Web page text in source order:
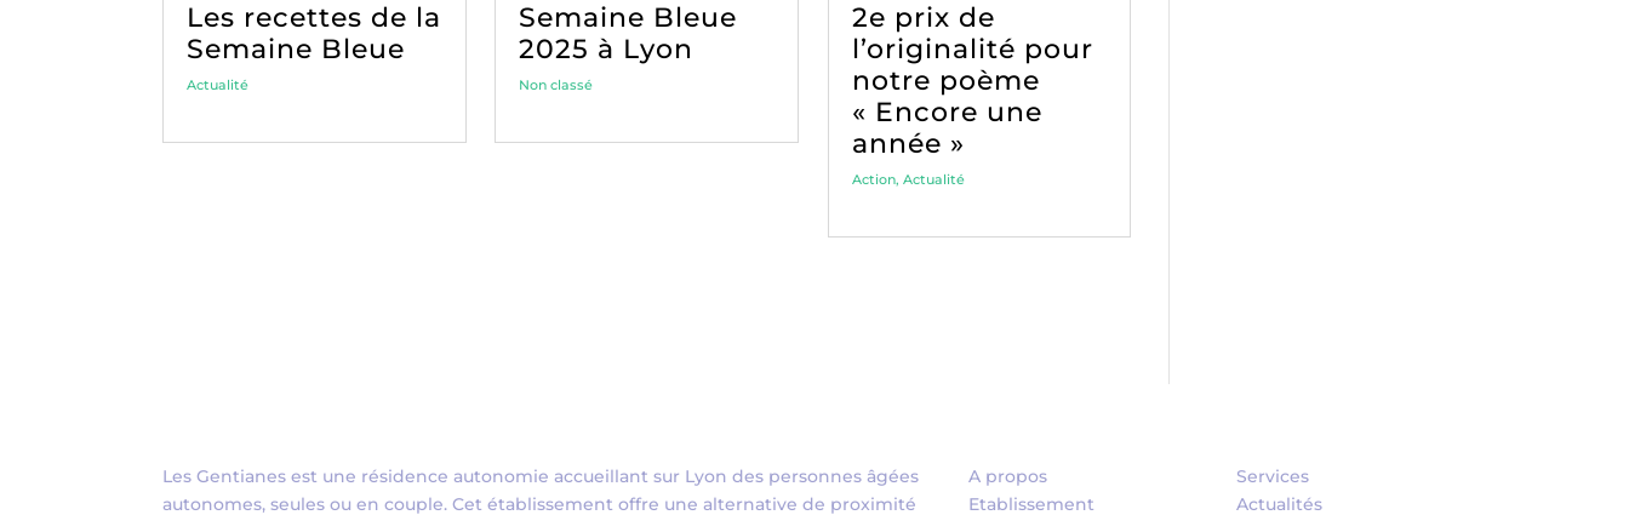
Les recettes de la
Semaine Bleue
Actualité
Semaine Bleue
2025 à Lyon
Non classé
2e prix de
l’originalité pour
notre poème
« Encore une
année »
Action, Actualité
Les Gentianes est une résidence autonomie accueillant sur Lyon des personnes âgées
autonomes, seules ou en couple. Cet établissement offre une alternative de proximité
A propos
Etablissement
Services
Actualités